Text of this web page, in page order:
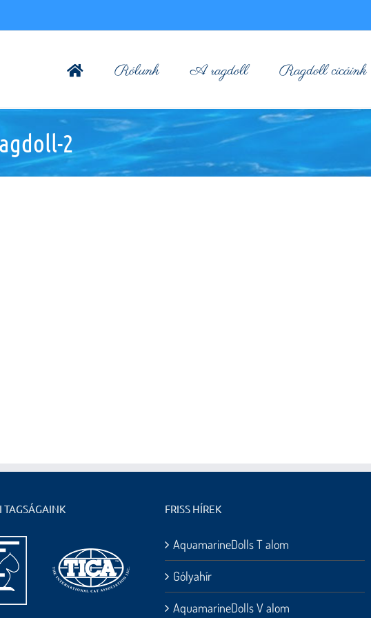
Rólunk A ragdoll Ragdoll cicáink
2
TAGSÁGAINK FRISS HÍREK
AquamarineDolls T alom
Gólyahír
AquamarineDolls V alom